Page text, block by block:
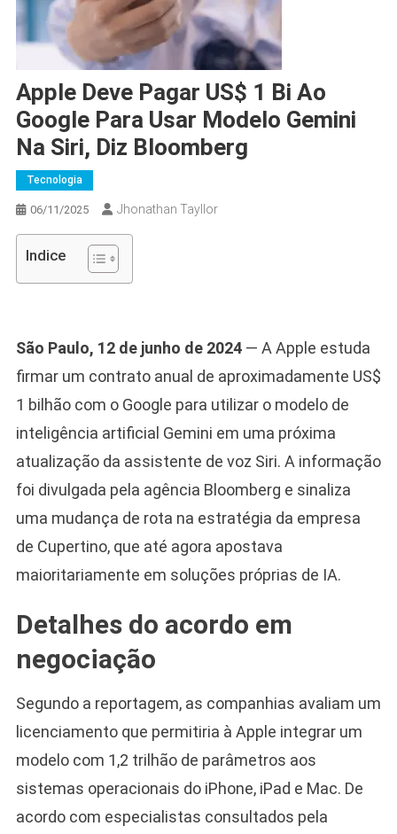
Apple Deve Pagar US$ 1 Bi Ao
Google Para Usar Modelo Gemini
Na Siri, Diz Bloomberg
Tecnologia
06/11/2025 Jhonathan Tayllor
Indice
São Paulo, 12 de junho de 2024— A Apple estuda
firmar um contrato anual de aproximadamente US$
1 bilhão com o Google para utilizar o modelo de
inteligência artificial Gemini em uma próxima
atualização da assistente de voz Siri. A informação
foi divulgada pela agência Bloomberg e sinaliza
uma mudança de rota na estratégia da empresa
de Cupertino, que até agora apostava
maioritariamente em soluções próprias de IA.
Detalhes do acordo em
negociação
Segundo a reportagem, as companhias avaliam um
licenciamento que permitiria à Apple integrar um
modelo com 1,2 trilhão de parâmetros aos
sistemas operacionais do iPhone, iPad e Mac. De
acordo com especialistas consultados pela